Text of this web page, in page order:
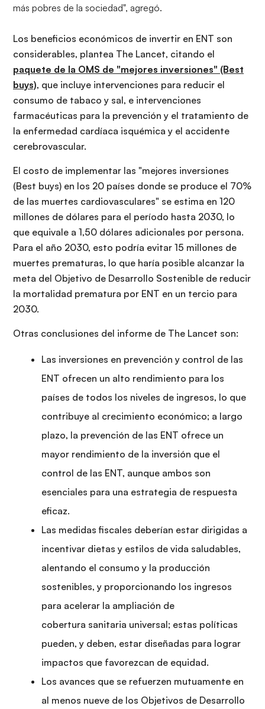
más pobres de la sociedad", agregó.
Los beneficios económicos de invertir en ENT son
considerables, plantea The Lancet, citando el
paquete de la OMS de "mejores inversiones" (Best
buys), que incluye intervenciones para reducir el
consumo de tabaco y sal, e intervenciones
farmacéuticas para la prevención y el tratamiento de
la enfermedad cardíaca isquémica y el accidente
cerebrovascular.
El costo de implementar las "mejores inversiones
(Best buys) en los 20 países donde se produce el 70%
de las muertes cardiovasculares" se estima en 120
millones de dólares para el período hasta 2030, lo
que equivale a 1,50 dólares adicionales por persona.
Para el año 2030, esto podría evitar 15 millones de
muertes prematuras, lo que haría posible alcanzar la
meta del Objetivo de Desarrollo Sostenible de reducir
la mortalidad prematura por ENT en un tercio para
2030.
Otras conclusiones del informe de The Lancet son:
Las inversiones en prevención y control de las
ENT ofrecen un alto rendimiento para los
países de todos los niveles de ingresos, lo que
contribuye al crecimiento económico; a largo
plazo, la prevención de las ENT ofrece un
mayor rendimiento de la inversión que el
control de las ENT, aunque ambos son
esenciales para una estrategia de respuesta
eficaz.
Las medidas fiscales deberían estar dirigidas a
incentivar dietas y estilos de vida saludables,
alentando el consumo y la producción
sostenibles, y proporcionando los ingresos
para acelerar la ampliación de
cobertura sanitaria universal; estas políticas
pueden, y deben, estar diseñadas para lograr
impactos que favorezcan de equidad.
Los avances que se refuerzen mutuamente en
al menos nueve de los Objetivos de Desarrollo